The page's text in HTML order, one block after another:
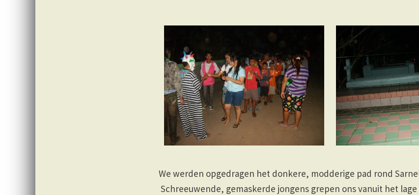
We werden opgedragen het donkere, modderige pad rond
Schreeuwende, gemaskerde jongens grepen ons vanuit het